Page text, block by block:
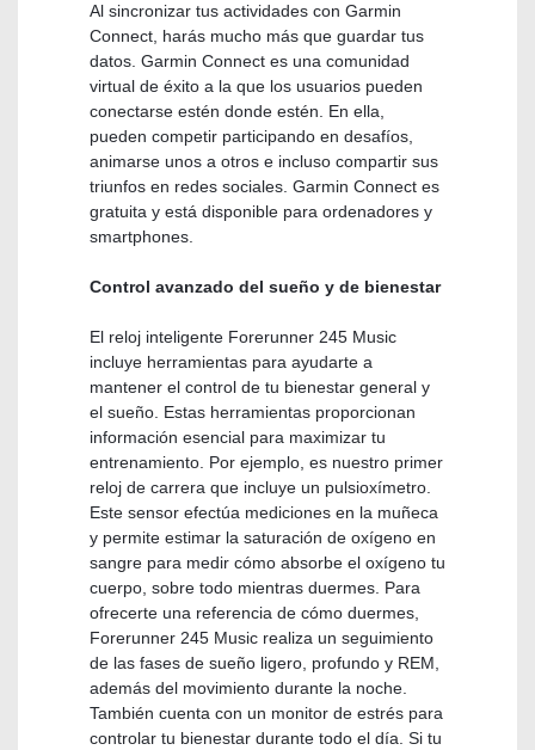
Al sincronizar tus actividades con Garmin
Connect, harás mucho más que guardar tus
datos. Garmin Connect es una comunidad
virtual de éxito a la que los usuarios pueden
conectarse estén donde estén. En ella,
pueden competir participando en desafíos,
animarse unos a otros e incluso compartir sus
triunfos en redes sociales. Garmin Connect es
gratuita y está disponible para ordenadores y
smartphones.
Control avanzado del sueño y de bienestar
El reloj inteligente Forerunner 245 Music
incluye herramientas para ayudarte a
mantener el control de tu bienestar general y
el sueño. Estas herramientas proporcionan
información esencial para maximizar tu
entrenamiento. Por ejemplo, es nuestro primer
reloj de carrera que incluye un pulsioxímetro.
Este sensor efectúa mediciones en la muñeca
y permite estimar la saturación de oxígeno en
sangre para medir cómo absorbe el oxígeno tu
cuerpo, sobre todo mientras duermes. Para
ofrecerte una referencia de cómo duermes,
Forerunner 245 Music realiza un seguimiento
de las fases de sueño ligero, profundo y REM,
además del movimiento durante la noche.
También cuenta con un monitor de estrés para
controlar tu bienestar durante todo el día. Si tu